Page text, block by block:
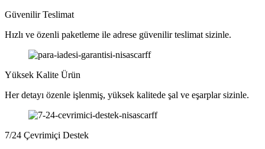
Güvenilir Teslimat
Hızlı ve özenli paketleme ile adrese güvenilir teslimat sizinle.
Yüksek Kalite Ürün
Her detayı özenle işlenmiş, yüksek kalitede şal ve eşarplar sizinle.
7/24 Çevrimiçi Destek